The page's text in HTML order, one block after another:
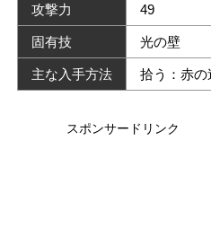
攻撃力 49
固有技 光の壁
主な入手方法 拾う：赤の
スポンサードリンク